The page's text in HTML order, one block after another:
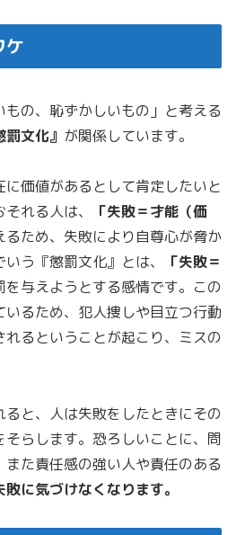
ケ
の、恥ずかしいもの」と考える
文化』 が関係しています。
に価値があるとして肯定したいと
れる人は、
「失敗＝才能（価
るため、失敗により自尊心が脅か
う『懲罰文化』とは、
「失敗＝
を与えようとする感情です。この
るため、犯人捜しや目立つ行動
るということが起こり、ミスの
と、人は失敗をしたときにその
らします。恐ろしいことに、問
た責任感の強い人や責任のある
敗に気づけなくなります。